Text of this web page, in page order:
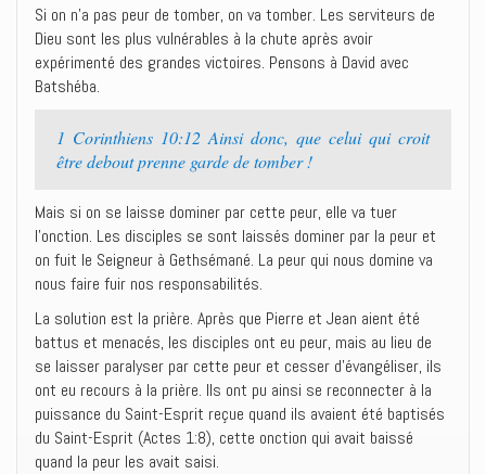
Si on n’a pas peur de tomber, on va tomber. Les serviteurs de
Dieu sont les plus vulnérables à la chute après avoir
expérimenté des grandes victoires. Pensons à David avec
Batshéba.
1 Corinthiens 10:12 Ainsi donc, que celui qui croit
être debout prenne garde de tomber !
Mais si on se laisse dominer par cette peur, elle va tuer
l’onction. Les disciples se sont laissés dominer par la peur et
on fuit le Seigneur à Gethsémané. La peur qui nous domine va
nous faire fuir nos responsabilités.
La solution est la prière. Après que Pierre et Jean aient été
battus et menacés, les disciples ont eu peur, mais au lieu de
se laisser paralyser par cette peur et cesser d’évangéliser, ils
ont eu recours à la prière. Ils ont pu ainsi se reconnecter à la
puissance du Saint-Esprit reçue quand ils avaient été baptisés
du Saint-Esprit (Actes 1:8), cette onction qui avait baissé
quand la peur les avait saisi.